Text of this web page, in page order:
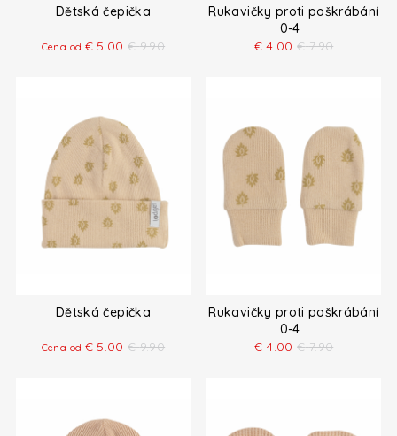
Dětská čepička
Cena od € 5.00 € 9.90
Rukavičky proti poškrábání
0-4
€ 4.00 € 7.90
Dětská čepička
Cena od € 5.00 € 9.90
Rukavičky proti poškrábání
0-4
€ 4.00 € 7.90